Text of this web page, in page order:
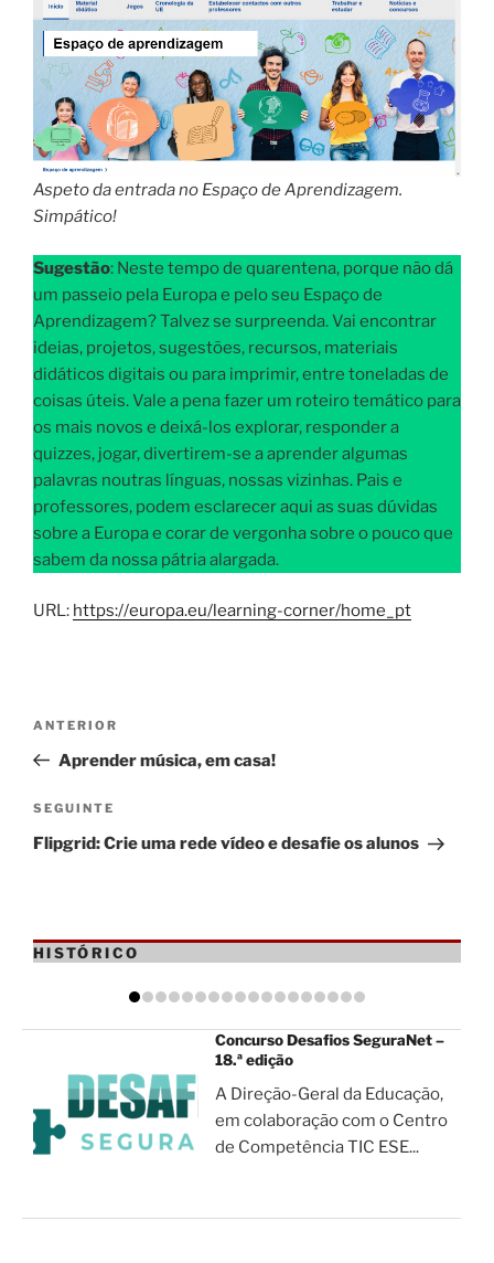
Aspeto da entrada no Espaço de Aprendizagem.
Simpático!
Sugestão: Neste tempo de quarentena, porque não dá
um passeio pela Europa e pelo seu Espaço de
Aprendizagem? Talvez se surpreenda. Vai encontrar
ideias, projetos, sugestões, recursos, materiais
didáticos digitais ou para imprimir, entre toneladas de
coisas úteis. Vale a pena fazer um roteiro temático para
os mais novos e deixá-los explorar, responder a
quizzes, jogar, divertirem-se a aprender algumas
palavras noutras línguas, nossas vizinhas. Pais e
professores, podem esclarecer aqui as suas dúvidas
sobre a Europa e corar de vergonha sobre o pouco que
sabem da nossa pátria alargada.
URL: https://europa.eu/learning-corner/home_pt
Navegação
artigos
Conteúdo
anterior
ANTERIOR
Aprender música, em casa!
Conteúdo
seguinte
SEGUINTE
Flipgrid: Crie uma rede vídeo e desafie os alunos
HISTÓRICO
Concurso Desafios SeguraNet –
18.ª edição
A Direção-Geral da Educação,
em colaboração com o Centro
de Competência TIC ESE...